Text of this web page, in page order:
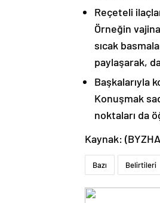
Reçeteli
Örneğin
sıcak
paylaşarak,
Başkalarıyla
Konuşmak
noktaları da
Kaynak:
Bazı Belirtileri